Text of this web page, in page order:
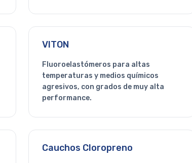
VITON
Fluoroelastómeros para altas
temperaturas y medios químicos
agresivos, con grados de muy alta
performance.
Cauchos Cloropreno